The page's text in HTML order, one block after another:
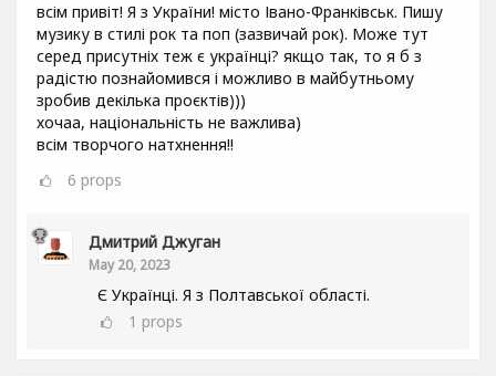
всім привіт! Я з України! місто Івано-Франківськ. Пишу
музику в стилі рок та поп (зазвичай рок). Може тут
серед присутніх теж є українці? якщо так, то я б з
радістю познайомився і можливо в майбутньому
зробив декілька проєктів)))
хочаа, національність не важлива)
всім творчого натхнення!!
6 props
Дмитрий Джуган
May 20, 2023
Є Українці. Я з Полтавської області.
1 props